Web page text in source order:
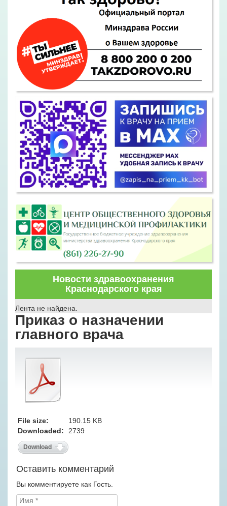
Новости здравоохранения
Краснодарского края
Лента не найдена.
Приказ о назначении
главного врача
File size:
190.15 KB
Downloaded:
2739
Download
Оставить комментарий
Вы комментируете как Гость.